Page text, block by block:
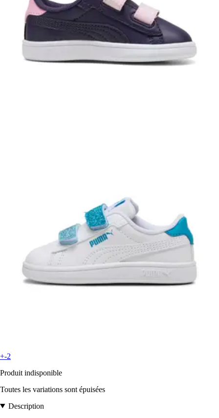
+-2
Produit indisponible
Toutes les variations sont épuisées
Description